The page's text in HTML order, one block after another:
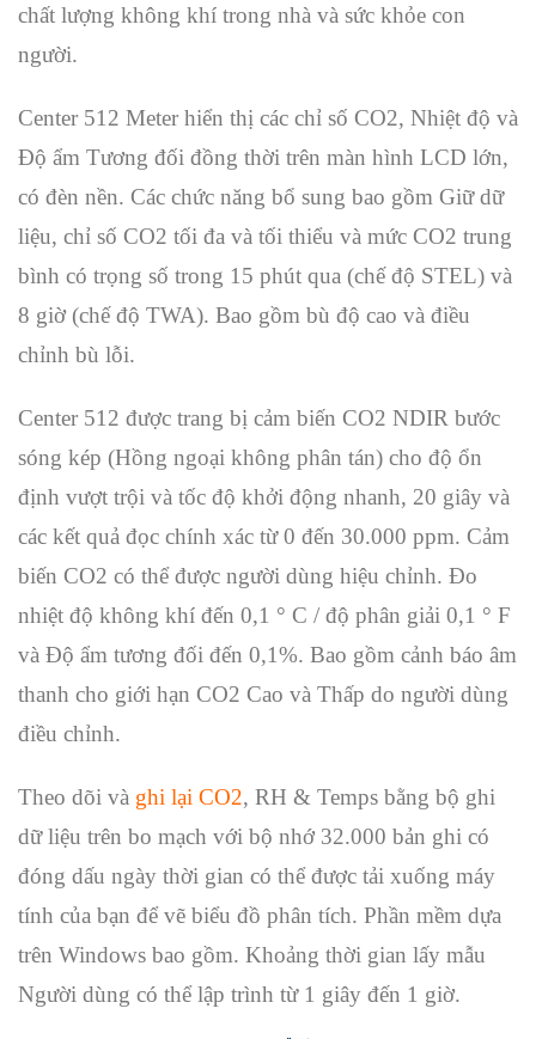
chất lượng không khí trong nhà và sức khỏe con
người.
Center 512 Meter hiển thị các chỉ số CO2, Nhiệt độ và
Độ ẩm Tương đối đồng thời trên màn hình LCD lớn,
có đèn nền. Các chức năng bổ sung bao gồm Giữ dữ
liệu, chỉ số CO2 tối đa và tối thiểu và mức CO2 trung
bình có trọng số trong 15 phút qua (chế độ STEL) và
8 giờ (chế độ TWA). Bao gồm bù độ cao và điều
chỉnh bù lỗi.
Center 512 được trang bị cảm biến CO2 NDIR bước
sóng kép (Hồng ngoại không phân tán) cho độ ổn
định vượt trội và tốc độ khởi động nhanh, 20 giây và
các kết quả đọc chính xác từ 0 đến 30.000 ppm. Cảm
biến CO2 có thể được người dùng hiệu chỉnh. Đo
nhiệt độ không khí đến 0,1 ° C / độ phân giải 0,1 ° F
và Độ ẩm tương đối đến 0,1%. Bao gồm cảnh báo âm
thanh cho giới hạn CO2 Cao và Thấp do người dùng
điều chỉnh.
Theo dõi và ghi lại CO2, RH & Temps bằng bộ ghi
dữ liệu trên bo mạch với bộ nhớ 32.000 bản ghi có
đóng dấu ngày thời gian có thể được tải xuống máy
tính của bạn để vẽ biểu đồ phân tích. Phần mềm dựa
trên Windows bao gồm. Khoảng thời gian lấy mẫu
Người dùng có thể lập trình từ 1 giây đến 1 giờ.